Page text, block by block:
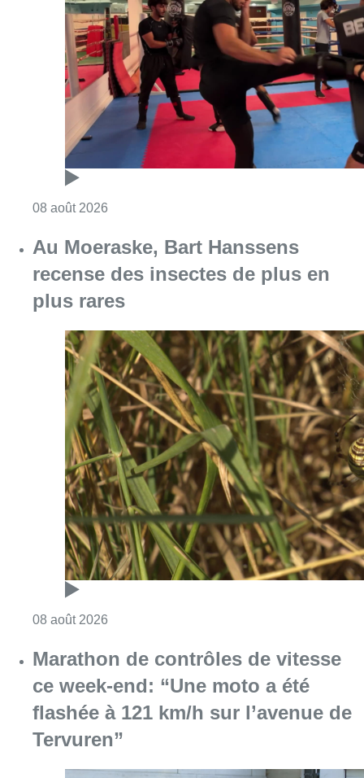
08 août 2026
Au Moeraske, Bart Hanssens
recense des insectes de plus en
plus rares
08 août 2026
Marathon de contrôles de vitesse
ce week-end: “Une moto a été
flashée à 121 km/h sur l’avenue de
Tervuren”